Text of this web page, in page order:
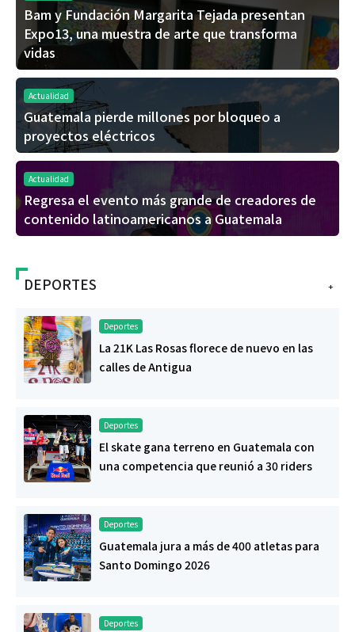
Bam y Fundación Margarita Tejada presentan
Expo13, una muestra de arte que transforma
vidas
Actualidad
Guatemala pierde millones por bloqueo a
proyectos eléctricos
Actualidad
Regresa el evento más grande de creadores de
contenido latinoamericanos a Guatemala
+
DEPORTES
Deportes
La 21K Las Rosas florece de nuevo en las
calles de Antigua
Deportes
El skate gana terreno en Guatemala con
una competencia que reunió a 30 riders
Deportes
Guatemala jura a más de 400 atletas para
Santo Domingo 2026
Deportes